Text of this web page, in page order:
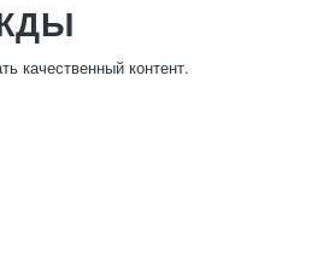
качественный контент.